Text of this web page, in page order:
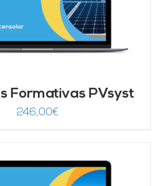
Formativas PVsyst
246,00€